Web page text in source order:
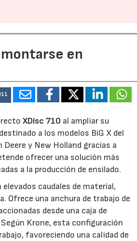
en
XDisc 710 al ampliar su
a los modelos BiG X del
y New Holland gracias a
ofrecer una solución más
a la producción de ensilado.
caudales de material,
Ofrece una anchura de trabajo de
desde una caja de
Krone, esta configuración
favoreciendo una calidad de